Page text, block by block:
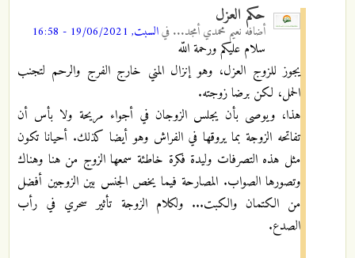
حكم العزل
أضافه نعيم محمدي أمجد... فيالسبت, 19/06/2021 - 16:58
سلام عليكم ورحمة اللّه
يجوز للزوج العزل، وهو إنزال المني خارج الفرج والرحم لتجنب
الحمل، لكن برضا زوجته.
هذا، ويوصى بأن يجلس الزوجان في أجواء مريحة ولا بأس أن
تفاتحه الزوجة بما يروقها في الفراش وهو أيضا كذلك. أحيانا تكون
مثل هذه التصرفات وليدة فكرة خاطئة سمعها الزوج من هنا وهناك
وتصورها الصواب. المصارحة فيما يخص الجنس بين الزوجين أفضل
من الكتمان والكبت... ولكلام الزوجة تأثير سحري في رأب
الصدع.